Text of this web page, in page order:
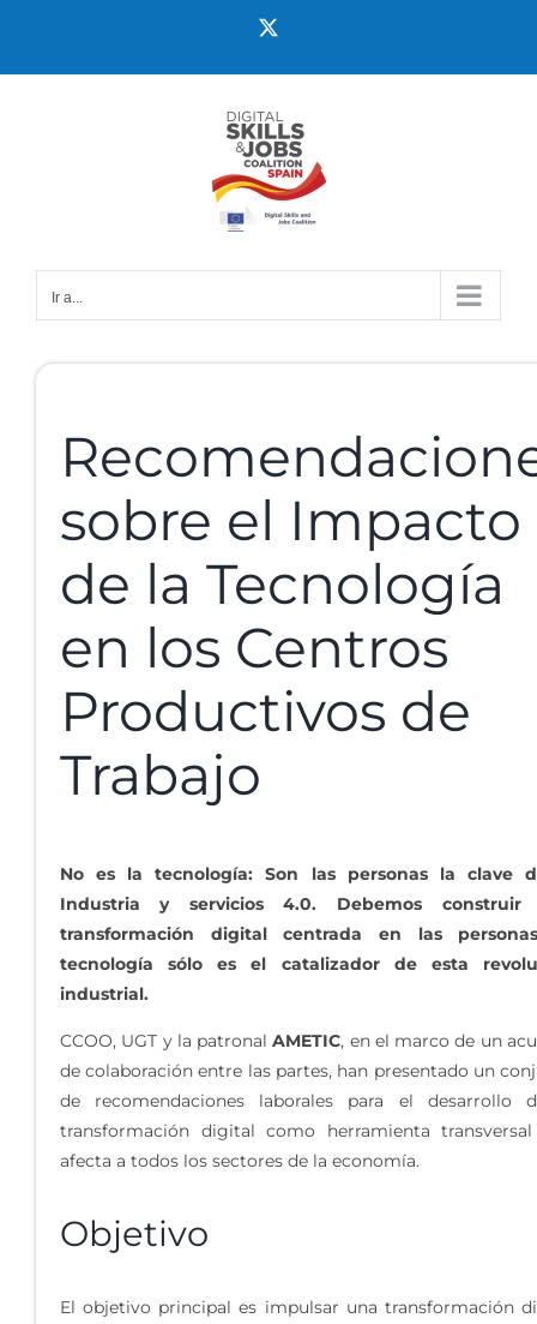
Ir a...
sobre el Impacto
de la Tecnología
en los Centros
Productivos de
Trabajo
No es la tecnología: Son las personas la clave
Industria y servicios 4.0. Debemos construir
transformación digital centrada en las
tecnología sólo es el catalizador de esta
industrial.
CCOO, UGT y la patronalAMETIC, en el marco de un
de colaboración entre las partes, han presentado un
de recomendaciones laborales para el desarrollo
transformación digital como herramienta
afecta a todos los sectores de la economía.
Objetivo
El objetivo principal es impulsar una transformación